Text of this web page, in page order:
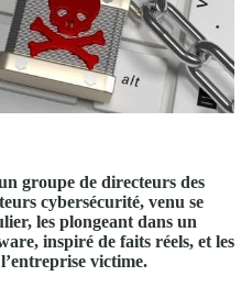
groupe de directeurs des
cybersécurité, venu se
les plongeant dans un
inspiré de faits réels, et les
victime.